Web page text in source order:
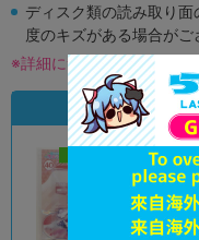
ディスク類の読み取り
度のキズがある場合がご
※詳細につきましてはコチラ
状
状態 : A
オンライン